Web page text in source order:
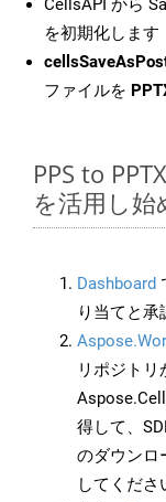
CellsAPI から
を初期化します
ファイルを
PPS to
を活用し始
Dashboard
り当てと
リポジト
得して、
のダウンロ
してくださ